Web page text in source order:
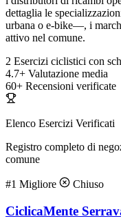
dettaglia le
urbana o e-bike—, i
attivo nel comune.
2 Esercizi ciclistici con
4.7+ Valutazione media
60+ Recensioni verificate
Elenco Esercizi Verificati
Registro completo di
comune
#1 Migliore Chiuso
CiclicaMente